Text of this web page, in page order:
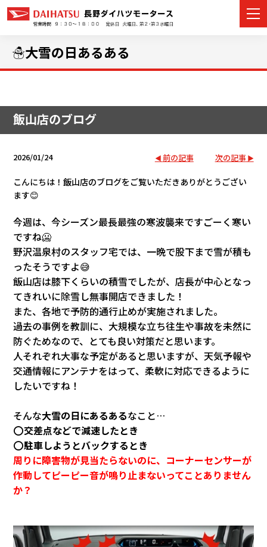
店舗情報
イベント・キャンペーン
お問
☃️大雪の日あるある
飯山店のブログ
2026/01/24 前の記事 次の記事
こんにちは！飯山店のブログをご覧いただきありがとうござい
ます😊
今週は、今シーズン最長最強の寒波襲来ですごーく寒い
ですね🥶
野沢温泉村のスタッフ宅では、一晩で股下まで雪が積も
ったそうですよ😅
飯山店は膝下くらいの積雪でしたが、店長が中心となっ
てきれいに除雪し無事開店できました！
また、各地で予防的通行止めが実施されました。
過去の事例を教訓に、大規模な立ち往生や事故を未然に
防ぐためなので、とても良い対策だと思います。
人それぞれ大事な予定があると思いますが、天気予報や
交通情報にアンテナをはって、柔軟に対応できるように
したいですね！
そんな大雪の日にあるあるなこと…
⭕交差点などで減速したとき
⭕駐車しようとバックするとき
周りに障害物が見当たらないのに、コーナーセンサーが
作動してピーピー音が鳴り止まないってことありません
か？